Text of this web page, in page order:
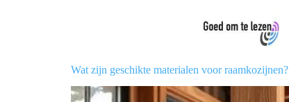
Wat zijn geschikte materialen voor raamkozijnen?